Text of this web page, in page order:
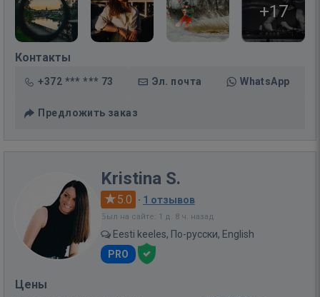
+17
Контакты
+372 *** *** 73 Эл. почта WhatsApp
Предложить заказ
Kristina S.
5.0 · 1 отзывов
Был на сайте: 1 д. 8 ч. назад
Eesti keeles, По-русски, English
PRO
Цены